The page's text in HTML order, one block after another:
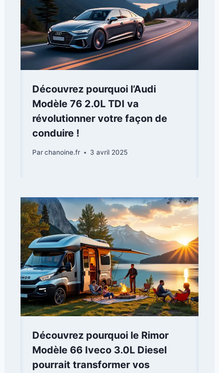
Découvrez pourquoi l’Audi
Modèle 76 2.0L TDI va
révolutionner votre façon de
conduire !
Parchanoine.fr 3 avril 2025
Découvrez pourquoi le Rimor
Modèle 66 Iveco 3.0L Diesel
pourrait transformer vos